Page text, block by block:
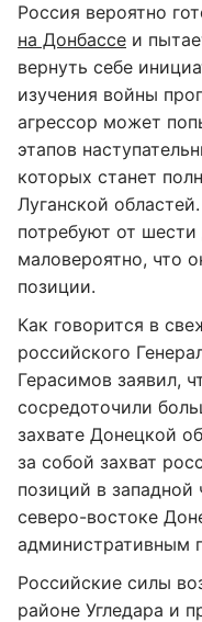
Россия вероятно
на Донбассе и
вернуть себе
изучения войны
агрессор может
этапов
которых станет
Луганской
потребуют от
маловероятно, что
позиции.
Как говорится в
российского
Герасимов заявил,
сосредоточили
захвате Донецкой
за собой захват
позиций в западной
северо-востоке
административным
Российские силы
районе Угледара и